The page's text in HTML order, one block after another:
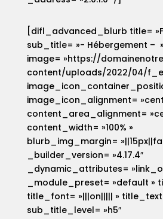
[difl_advanced_blurb title=
sub_title= »- Hébergement – »
image= »https://
content/uploads/2022/04/
image_icon_alignment=
content_area_alignment=
content_width= »100% »
blurb_img_margin=
_builder_version= »4.17.4″
_dynamic_attributes=
_module_preset= »default »
title_font= »|||on||||| »
sub_title_level= »h5″